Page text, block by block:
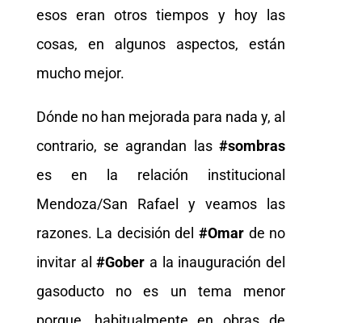
esos eran otros tiempos y hoy las
cosas, en algunos aspectos, están
mucho mejor.
Dónde no han mejorada para nada y, al
contrario, se agrandan las#sombras
es en la relación institucional
Mendoza/San Rafael y veamos las
razones. La decisión del#Omar de no
invitar al#Gober a la inauguración del
gasoducto no es un tema menor